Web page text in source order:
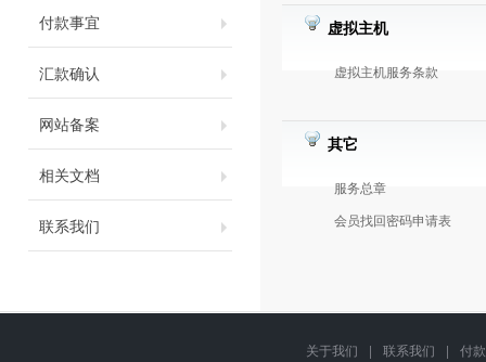
付款事宜
汇款确认
网站备案
相关文档
联系我们
虚拟主机
虚拟主机服务条款
其它
服务总章
会员找回密码申请表
关于我们 | 联系我们 |
付